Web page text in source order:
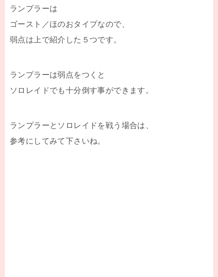
ランプラーは
ゴースト／ほのおタイプなので、
弱点は上で紹介した５つです。
ランプラーは弱点をつくと
ソロレイドでも十分倒す事ができます。
ランプラーとソロレイドを戦う場合は、
参考にしてみて下さいね。